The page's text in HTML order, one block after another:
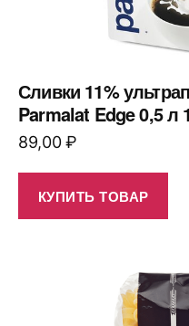
Сливки 11%
Parmalat Edge 0,5 л
89,00₽
КУПИТЬ ТОВАР